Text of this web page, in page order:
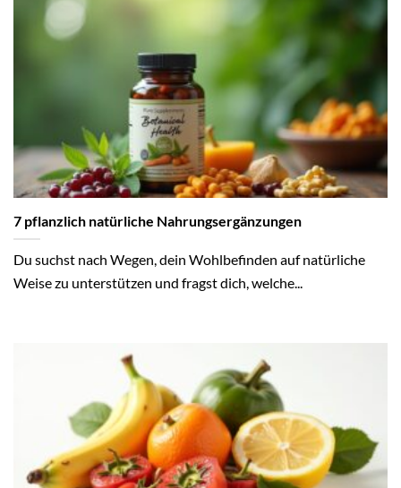
7 pflanzlich natürliche Nahrungsergänzungen
Du suchst nach Wegen, dein Wohlbefinden auf natürliche
Weise zu unterstützen und fragst dich, welche...